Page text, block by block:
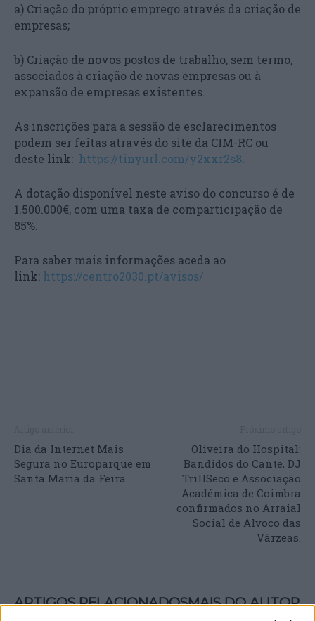
a) Criação do próprio emprego através da criação de
empresas;
b) Criação de novos postos de trabalho, sem termo,
associados à criação de novas empresas ou à
expansão de empresas existentes.
As inscrições para a sessão de esclarecimentos
podem ser feitas através do site da CIM-RC ou
deste link: https://tinyurl.com/y2xxr2s8
A dotação disponível neste aviso do concurso é de
1.500.000€, com uma taxa de comparticipação de
85%.
Para saber mais informações aceda ao
link: https://centro2030.pt/avisos/
Dia da Internet Mais
Segura no Europarque em
Santa Maria da Feira
Oliveira do Hospital:
Bandidos do Cante, DJ
TrillSeco e Associação
Académica de Coimbra
confirmados no Arraial
Social de Alvoco das
Várzeas.
ARTIGOS RELACIONADOSMAIS DO AUTOR